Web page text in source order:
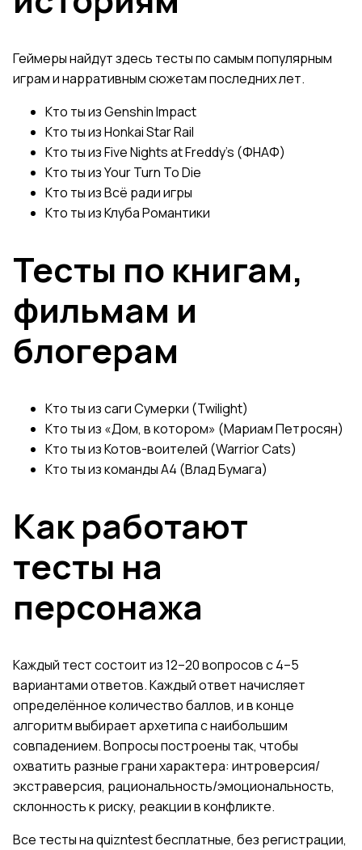
Геймеры найдут здесь тесты по самым популярным
играм и нарративным сюжетам последних лет.
Кто ты из Genshin Impact
Кто ты из Honkai Star Rail
Кто ты из Five Nights at Freddy's (ФНАФ)
Кто ты из Your Turn To Die
Кто ты из Всё ради игры
Кто ты из Клуба Романтики
Тесты по книгам,
фильмам и
блогерам
Кто ты из саги Сумерки (Twilight)
Кто ты из «Дом, в котором» (Мариам Петросян)
Кто ты из Котов-воителей (Warrior Cats)
Кто ты из команды А4 (Влад Бумага)
Как работают
тесты на
персонажа
Каждый тест состоит из 12–20 вопросов с 4–5
вариантами ответов. Каждый ответ начисляет
определённое количество баллов, и в конце
алгоритм выбирает архетипа с наибольшим
совпадением. Вопросы построены так, чтобы
охватить разные грани характера: интроверсия/
экстраверсия, рациональность/эмоциональность,
склонность к риску, реакции в конфликте.
Все тесты на quizntest бесплатные, без регистрации,